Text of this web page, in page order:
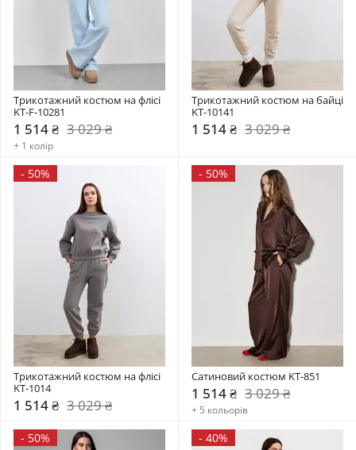
Трикотажний костюм на флісі
KT-F-10281
1 514 ₴ 3 029 ₴
+ 1 колір
Трикотажний костюм на байці
KT-10141
1 514 ₴ 3 029 ₴
- 50%
Трикотажний костюм на флісі
KT-1014
1 514 ₴ 3 029 ₴
- 50%
Сатиновий костюм KT-851
1 514 ₴ 3 029 ₴
+ 5 кольорів
- 50% - 40%